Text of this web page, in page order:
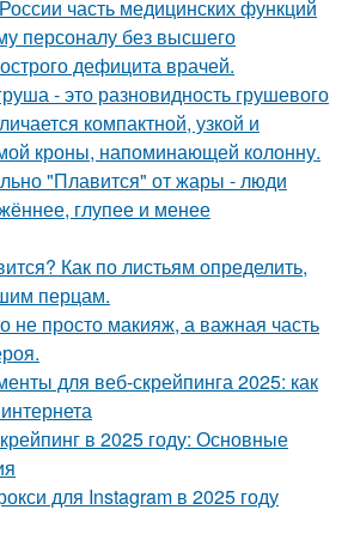
часть медицинских функций
персоналу без высшего
дефицита врачей.
- это разновидность грушевого
компактной, узкой и
кроны, напоминающей колонну.
"Плавится" от жары - люди
глупее и менее
Как по листьям определить,
перцам.
не просто макияж, а важная часть
для веб-скрейпинга 2025: как
в 2025 году: Основные
для Instagram в 2025 году